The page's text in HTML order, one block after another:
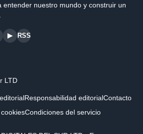
entender nuestro mundo y construir un
▶ RSS
LTD
Responsabilidad editorialContacto
Condiciones del servicio